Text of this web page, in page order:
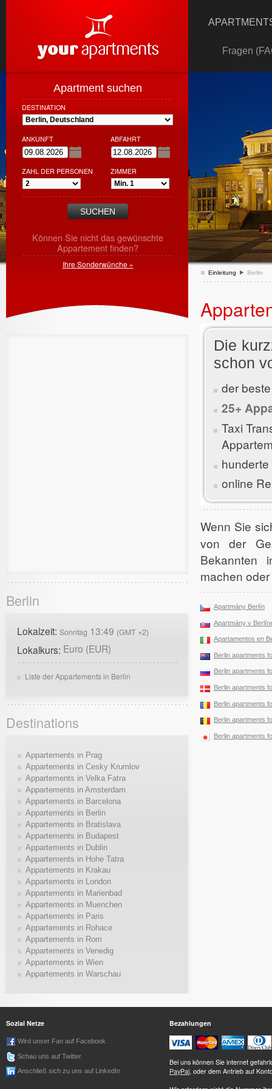
Fragen
Einleitung Berlin
Die
schon
der
25+
Taxi
hunderte
online
Wenn Sie
von der
Bekannten
machen
Apartmány Berlín
Apartmány v
Apartamentos en
Berlin apartments
Berlin apartments
Berlin apartments
Berlin apartments
Berlin apartments
Berlin apartments
Apartment suchen
DESTINATION
ANKUNFT ABFAHRT
ZAHL DER PERSONEN ZIMMER
Können Sie nicht das gewünschte
Appartement finden?
Ihre Sonderwünche »
Berlin
Lokalzeit: Sonntag 13:49 (GMT +2)
Lokalkurs: Euro (EUR)
Liste der Appartements in Berlin
Destinations
Appartements in Prag
Appartements in Cesky Krumlov
Appartements in Velka Fatra
Appartements in Amsterdam
Appartements in Barcelona
Appartements in Berlin
Appartements in Bratislava
Appartements in Budapest
Appartements in Dublin
Appartements in Hohe Tatra
Appartements in Krakau
Appartements in London
Appartements in Marienbad
Appartements in Muenchen
Appartements in Paris
Appartements in Rohace
Appartements in Rom
Appartements in Venedig
Appartements in Wien
Appartements in Warschau
Sozial Netze
Wird unser Fan auf Facebook
Schau uns auf Twitter
Anschließ sich zu uns auf LinkedIn
Bezahlungen
Bei uns können Sie internet
PayPal, oder dem Antrieb auf